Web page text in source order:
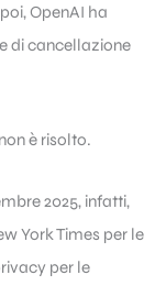
OpenAI ha
di cancellazione
è risolto.
2025, infatti,
York Times per le
per le